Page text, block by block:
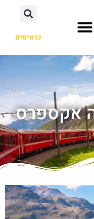
כרטיסים
אקספרס